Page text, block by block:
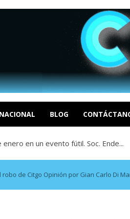
BLOG
R AGOSTO 8, 2026
Realpolitik y el Desmante...
García AGOSTO 7, 2026
en un evento fútil. Soc. Ende...
Luis Centeno S AGOSTO 8, 2026
R AGOSTO 8, 2026
Realpolitik y el Desmante...
García AGOSTO 7, 2026
de Citgo Opinión por Gian Carlo Di